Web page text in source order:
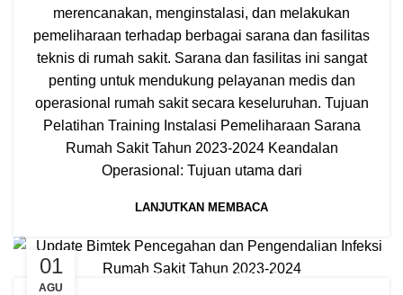
merencanakan, menginstalasi, dan melakukan
pemeliharaan terhadap berbagai sarana dan fasilitas
teknis di rumah sakit. Sarana dan fasilitas ini sangat
penting untuk mendukung pelayanan medis dan
operasional rumah sakit secara keseluruhan. Tujuan
Pelatihan Training Instalasi Pemeliharaan Sarana
Rumah Sakit Tahun 2023-2024 Keandalan
Operasional: Tujuan utama dari
LANJUTKAN MEMBACA
01
AGU
BIMTEK RSUD / PUSKESMAS